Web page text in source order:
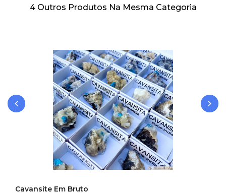
4 Outros Produtos Na Mesma Categoria
Cavansite Em Bruto